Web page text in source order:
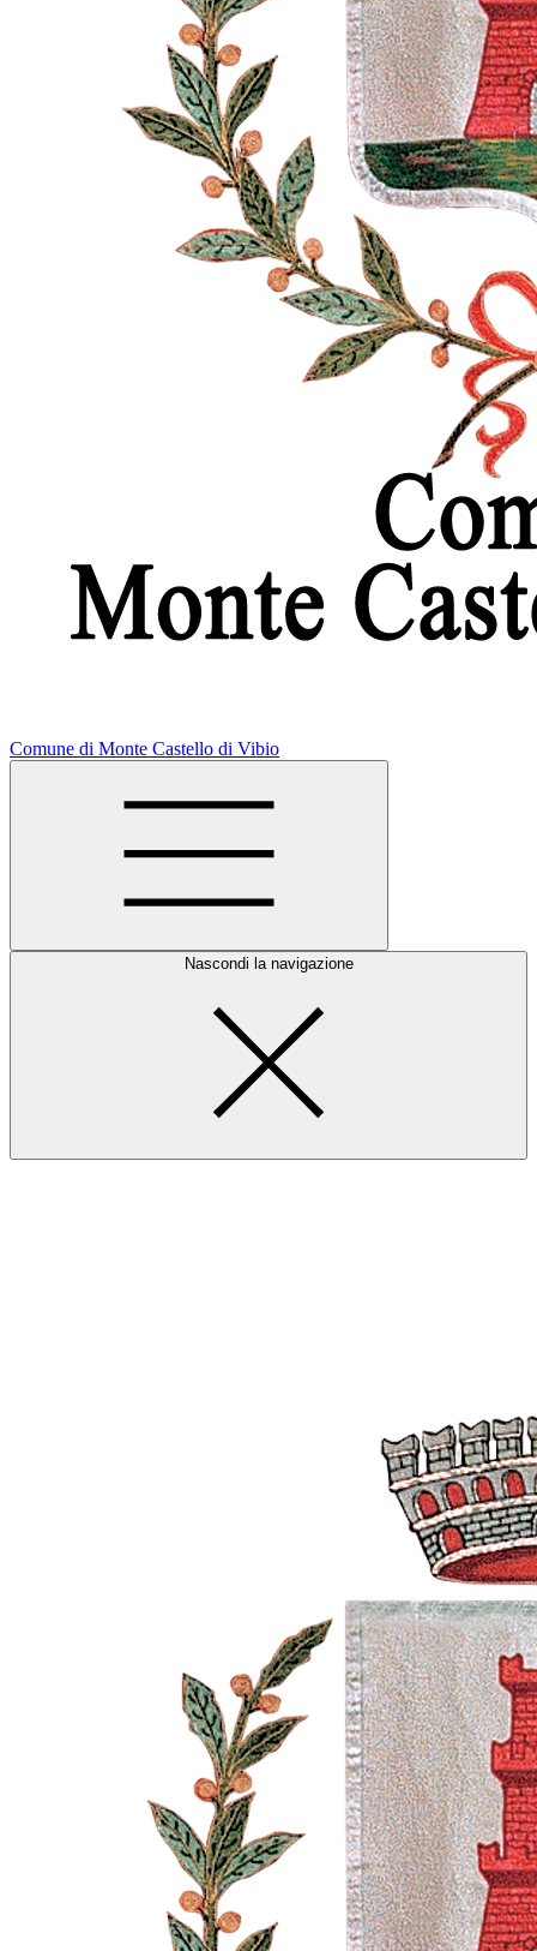
Comune di Monte Castello di Vibio
Nascondi la navigazione